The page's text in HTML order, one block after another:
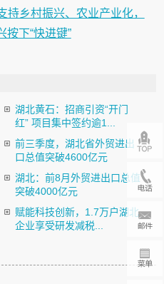
持乡村振兴、农业产业化，
下“快进键”
湖北黄石：招商引资“开门
红” 项目集中签约逾1...
前三季度，湖北省外贸进出
口总值突破4600亿元
湖北：前8月外贸进出口总值
突破4000亿元
赋能科技创新，1.7万户湖北
企业享受研发减税...